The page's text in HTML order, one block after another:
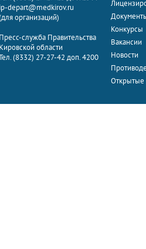
ip-depart@medkirov.ru
организаций)
Пресс-служба Правительства
Кировской области
(8332) 27-27-42 доп. 4200
Конкурсы
Вакансии
Новости